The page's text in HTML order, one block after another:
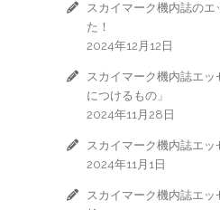
スカイマーク機内誌のエ
た！
2024年12月12日
スカイマーク機内誌エ
につけるもの」
2024年11月28日
スカイマーク機内誌エッ
2024年11月1日
スカイマーク機内誌エ